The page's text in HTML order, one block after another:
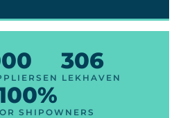
306
EN LEKHAVEN
SHIPOWNERS